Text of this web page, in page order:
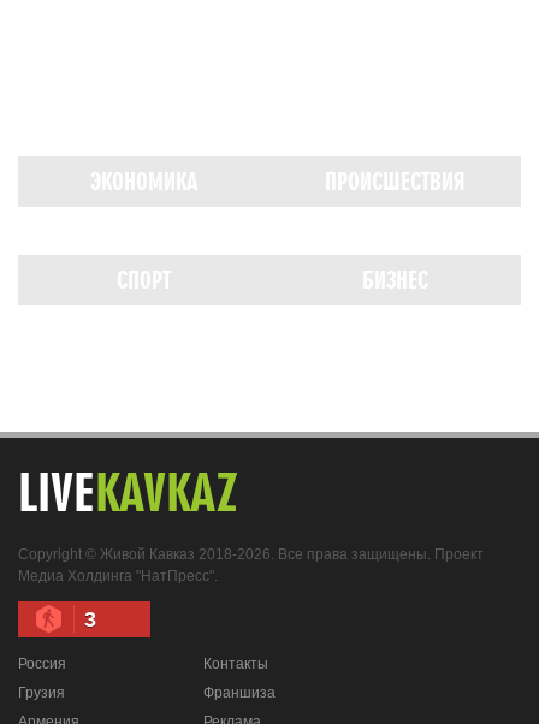
LIVEKAVKAZ
Copyright © Живой Кавказ 2018-2026. Все права защищены. Проект
Медиа Холдинга "НатПресс".
3
Россия
Грузия
Контакты
Франшиза